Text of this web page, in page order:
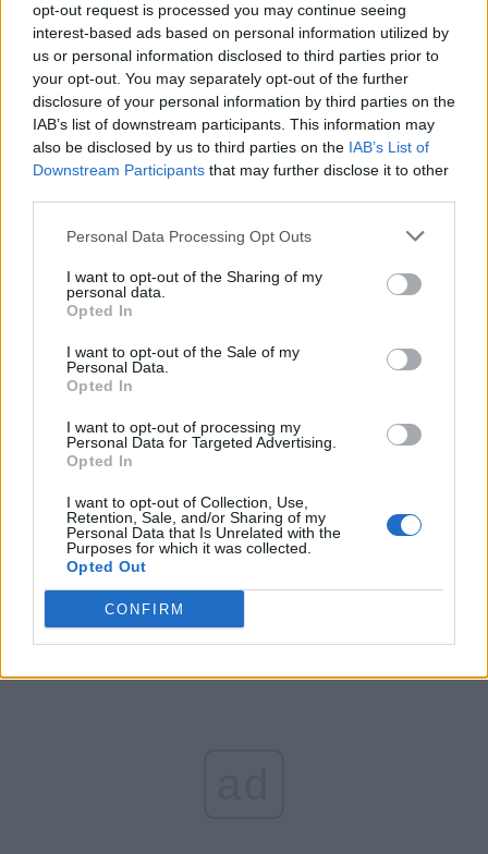
opt-out request is processed you may continue seeing
interest-based ads based on personal information utilized by
us or personal information disclosed to third parties prior to
your opt-out. You may separately opt-out of the further
disclosure of your personal information by third parties on the
IAB’s list of downstream participants. This information may
also be disclosed by us to third parties on the IAB’s List of
Downstream Participants that may further disclose it to other
Personal Data Processing Opt Outs
I want to opt-out of the Sharing of my
personal data.
Opted In
I want to opt-out of the Sale of my
Personal Data.
Opted In
I want to opt-out of processing my
Personal Data for Targeted Advertising.
Opted In
I want to opt-out of Collection, Use,
Retention, Sale, and/or Sharing of my
Personal Data that Is Unrelated with the
Purposes for which it was collected.
Opted Out
CONFIRM
SENS
SOS (Șoșoacă)
POT (Gavrilă)
PACE (Peia)
Acțiunea Conservatoare (Târziu)
PNȚCD (Pavelescu)
PNCR (Terheș)
Partidul Patrioților (Surugiu)
FAR (Coarnă)
România pe Primul Loc (Ponta)
Arată rezultatele
Arhiva sondajelor